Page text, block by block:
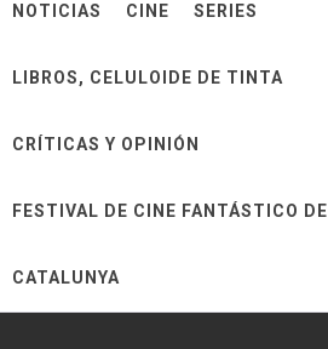
NOTICIAS CINE SERIES
LIBROS, CELULOIDE DE TINTA
CRÍTICAS Y OPINIÓN
FESTIVAL DE CINE FANTÁSTICO DE
CATALUNYA